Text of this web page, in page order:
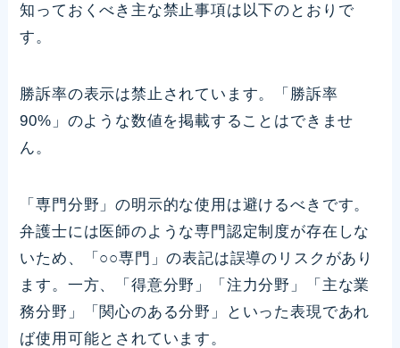
知っておくべき主な禁止事項は以下のとおりで
す。
勝訴率の表示は禁止されています。「勝訴率
90%」のような数値を掲載することはできませ
ん。
「専門分野」の明示的な使用は避けるべきです。
弁護士には医師のような専門認定制度が存在しな
いため、「○○専門」の表記は誤導のリスクがあり
ます。一方、「得意分野」「注力分野」「主な業
務分野」「関心のある分野」といった表現であれ
ば使用可能とされています。